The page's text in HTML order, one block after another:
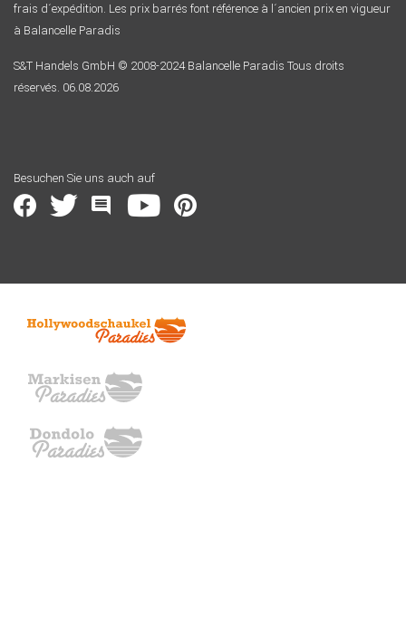
frais d´expédition. Les prix barrés font référence à l´ancien prix en vigueur
à Balancelle Paradis
S&T Handels GmbH © 2008-2024 Balancelle Paradis Tous droits
réservés. 06.08.2026
Besuchen Sie uns auch auf